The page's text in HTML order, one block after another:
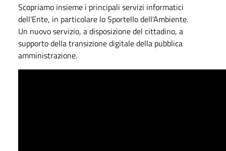
Scopriamo insieme i principali servizi informatici
dell'Ente, in particolare lo Sportello dell'Ambiente.
Un nuovo servizio, a disposizione del cittadino, a
supporto della transizione digitale della pubblica
amministrazione.